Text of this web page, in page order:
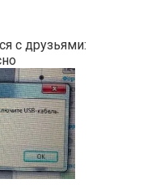
с друзьями: